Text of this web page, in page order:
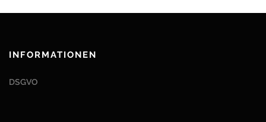
INFORMATIONEN
DSGVO